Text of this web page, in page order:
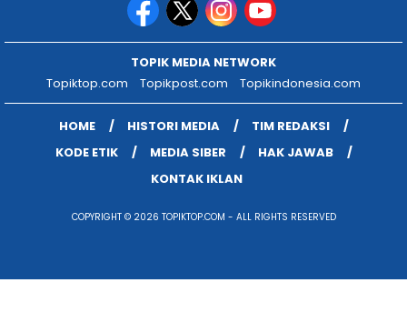
TOPIK MEDIA NETWORK
Topiktop.com
Topikpost.com Topikindonesia.com
HOME HISTORI MEDIA
TIM REDAKSI
KODE ETIK
MEDIA SIBER
HAK JAWAB
KONTAK IKLAN
COPYRIGHT © 2026 TOPIKTOP.COM - ALL RIGHTS RESERVED